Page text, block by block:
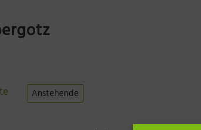
Anstehende